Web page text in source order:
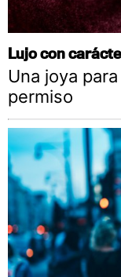
Lujo con
Una joya
permiso